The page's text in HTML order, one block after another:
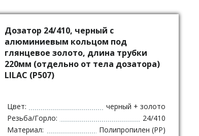
Дозатор 24/410, черный с
алюминиевым кольцом под
глянцевое золото, длина трубки
220мм (отдельно от тела дозатора)
LILAC (P507)
Цвет:
черный + золото
Резьба/Горло:
24/410
Материал:
Полипропилен (PP)